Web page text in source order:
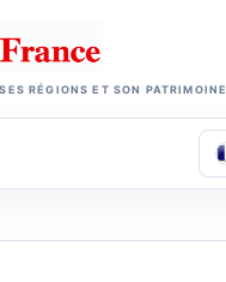
RÉGIONS ET SON PATRIMOINE